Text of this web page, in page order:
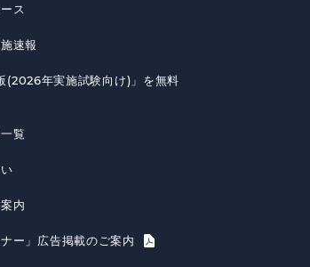
ス
速報
(2026年実施試験向け)」を無料
覧
内
ー」広告掲載のご案内